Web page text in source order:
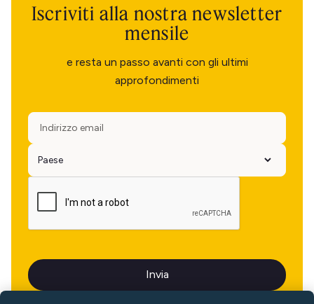
Iscriviti alla nostra newsletter
mensile
e resta un passo avanti con gli ultimi
approfondimenti